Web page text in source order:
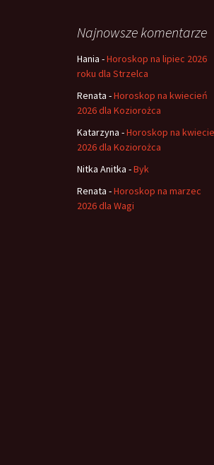
Najnowsze komentarze
Hania -Horoskop na lipiec 2026
roku dla Strzelca
Renata -Horoskop na kwiecień
2026 dla Koziorożca
Katarzyna -Horoskop na
2026 dla Koziorożca
Nitka Anitka -Byk
Renata -Horoskop na marzec
2026 dla Wagi